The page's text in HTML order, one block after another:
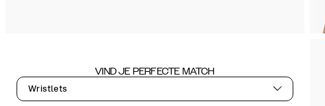
VIND JE PERFECTE MATCH
Wristlets